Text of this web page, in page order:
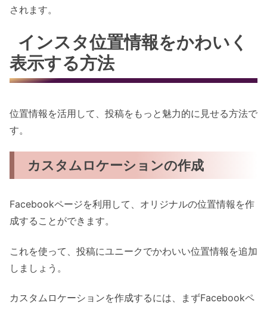
されます。
インスタ位置情報をかわいく
表示する方法
位置情報を活用して、投稿をもっと魅力的に見せる方法で
す。
カスタムロケーションの作成
Facebookページを利用して、オリジナルの位置情報を作
成することができます。
これを使って、投稿にユニークでかわいい位置情報を追加
しましょう。
カスタムロケーションを作成するには、まずFacebookペ